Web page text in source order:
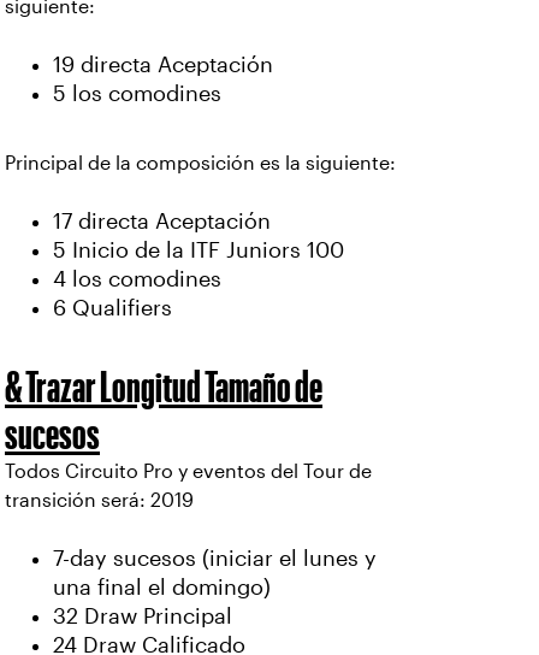
siguiente:
19 directa Aceptación
5 los comodines
Principal de la composición es la siguiente:
17 directa Aceptación
5 Inicio de la ITF Juniors 100
4 los comodines
6 Qualifiers
& Trazar Longitud Tamaño de
sucesos
Todos Circuito Pro y eventos del Tour de
transición será: 2019
7-day sucesos (iniciar el lunes y
una final el domingo)
32 Draw Principal
24 Draw Calificado